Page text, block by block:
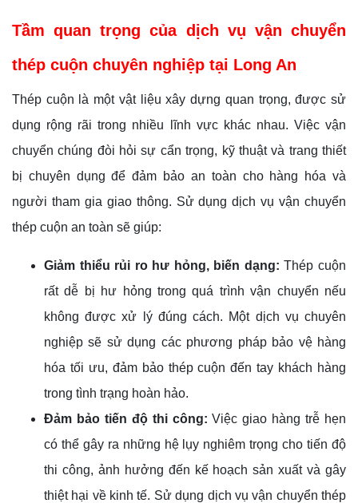
Tầm quan trọng của dịch vụ vận chuyển
thép cuộn chuyên nghiệp tại Long An
Thép cuộn là một vật liệu xây dựng quan trọng, được sử
dụng rộng rãi trong nhiều lĩnh vực khác nhau. Việc vận
chuyển chúng đòi hỏi sự cẩn trọng, kỹ thuật và trang thiết
bị chuyên dụng để đảm bảo an toàn cho hàng hóa và
người tham gia giao thông. Sử dụng dịch vụ vận chuyển
thép cuộn an toàn sẽ giúp:
Giảm thiểu rủi ro hư hỏng, biến dạng: Thép cuộn
rất dễ bị hư hỏng trong quá trình vận chuyển nếu
không được xử lý đúng cách. Một dịch vụ chuyên
nghiệp sẽ sử dụng các phương pháp bảo vệ hàng
hóa tối ưu, đảm bảo thép cuộn đến tay khách hàng
trong tình trạng hoàn hảo.
Đảm bảo tiến độ thi công: Việc giao hàng trễ hẹn
có thể gây ra những hệ lụy nghiêm trọng cho tiến độ
thi công, ảnh hưởng đến kế hoạch sản xuất và gây
thiệt hại về kinh tế. Sử dụng dịch vụ vận chuyển thép